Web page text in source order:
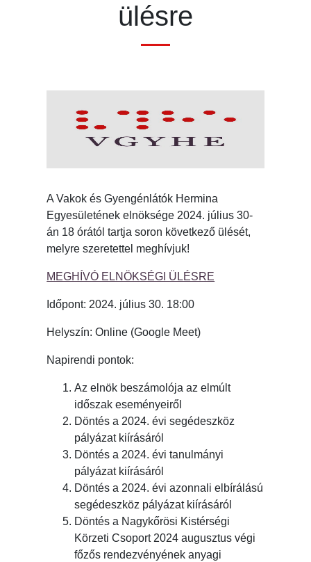
ülésre
A Vakok és Gyengénlátók Hermina
Egyesületének elnöksége 2024. július 30-
án 18 órától tartja soron következő ülését,
melyre szeretettel meghívjuk!
MEGHÍVÓ ELNÖKSÉGI ÜLÉSRE
Időpont: 2024. július 30. 18:00
Helyszín: Online (Google Meet)
Napirendi pontok:
Az elnök beszámolója az elmúlt
időszak eseményeiről
Döntés a 2024. évi segédeszköz
pályázat kiírásáról
Döntés a 2024. évi tanulmányi
pályázat kiírásáról
Döntés a 2024. évi azonnali elbírálású
segédeszköz pályázat kiírásáról
Döntés a Nagykőrösi Kistérségi
Körzeti Csoport 2024 augusztus végi
főzős rendezvényének anyagi